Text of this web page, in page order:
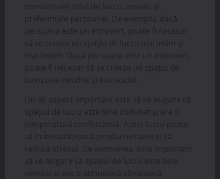
considerare stilul de lucru, nevoile și
preferințele persoanei. De exemplu, dacă
persoana este un introvert, poate fi necesar
să se creeze un spațiu de lucru mai intim și
mai liniștit. Dacă persoana este un extrovert,
poate fi necesar să se creeze un spațiu de
lucru mai deschis și mai social.
Un alt aspect important este să se asigure că
spațiul de lucru este bine iluminat și are o
temperatură confortabilă. Acest lucru poate
să îmbunătățească productivitatea și să
reducă stresul. De asemenea, este important
să se asigure că spațiul de lucru este bine
ventilat și are o atmosferă sănătoasă.